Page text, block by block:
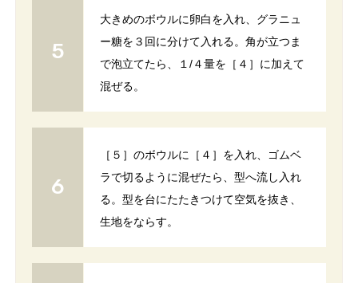
大きめのボウルに卵白を入れ、グラニュ
ー糖を３回に分けて入れる。角が立つま
で泡立てたら、１/４量を［４］に加えて
混ぜる。
［５］のボウルに［４］を入れ、ゴムベ
ラで切るように混ぜたら、型へ流し入れ
る。型を台にたたきつけて空気を抜き、
生地をならす。